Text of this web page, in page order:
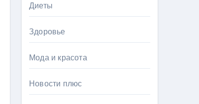
Диеты
Здоровье
Мода и красота
Новости плюс